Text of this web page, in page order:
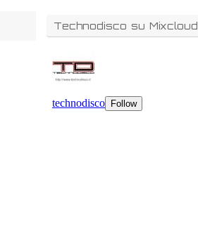
Technodisco su Mixcloud